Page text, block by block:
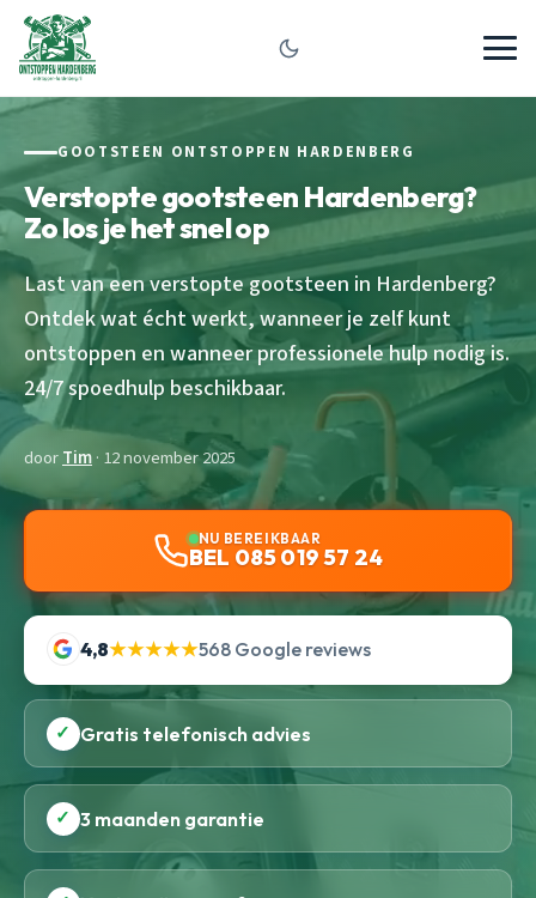
GOOTSTEEN ONTSTOPPEN HARDENBERG
Verstopte gootsteen Hardenberg?
Zo los je het snel op
Last van een verstopte gootsteen in Hardenberg?
Ontdek wat écht werkt, wanneer je zelf kunt
ontstoppen en wanneer professionele hulp nodig is.
24/7 spoedhulp beschikbaar.
doorTim· 12 november 2025
NU BEREIKBAAR
BEL 085 019 57 24
4,8★★★★★568 Google reviews
✓ Gratis telefonisch advies
✓ 3 maanden garantie